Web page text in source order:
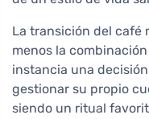
La transición del café
menos la
instancia una
gestionar su propio
siendo un ritual